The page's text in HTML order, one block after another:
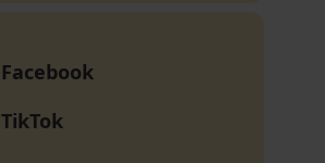
Facebook
TikTok